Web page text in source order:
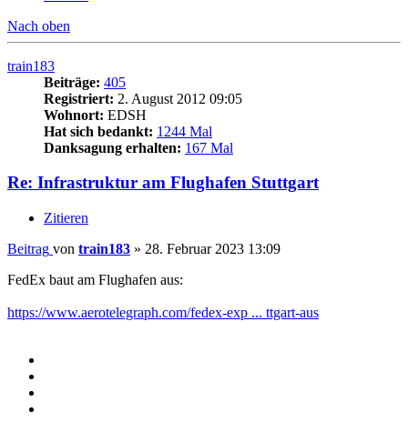
Nach oben
train183
Beiträge: 405
Registriert: 2. August 2012 09:05
Wohnort: EDSH
Hat sich bedankt: 1244 Mal
Danksagung erhalten: 167 Mal
Re: Infrastruktur am Flughafen Stuttgart
Zitieren
Beitrag von train183 » 28. Februar 2023 13:09
FedEx baut am Flughafen aus:
https://www.aerotelegraph.com/fedex-exp ... ttgart-aus